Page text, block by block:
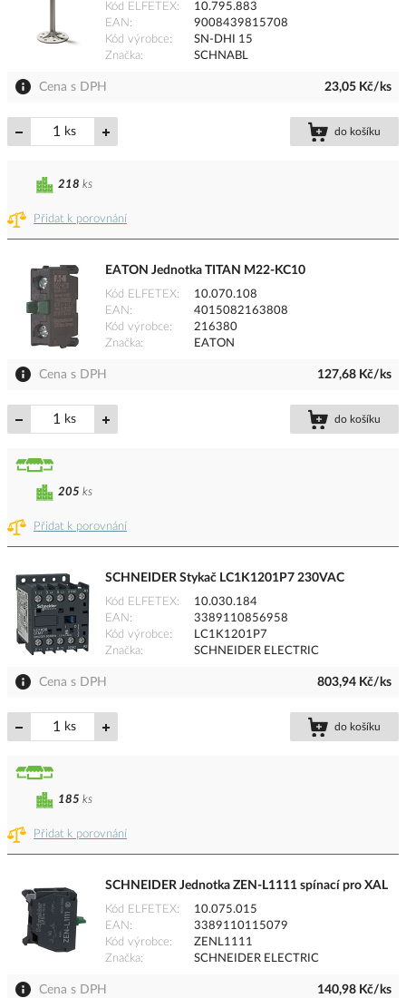
Kód ELFETEX
10.795.883
EAN
9008439815708
Kód výrobce
SN-DHI 15
Značka
SCHNABL
Cena s DPH 23,05 Kč/ks
ks do košíku
Přidat k porovnání
218 ks
EATON Jednotka TITAN M22-KC10
Kód ELFETEX
10.070.108
EAN
4015082163808
Kód výrobce
216380
Značka
EATON
Cena s DPH 127,68 Kč/ks
ks do košíku
Přidat k porovnání
205 ks
SCHNEIDER Stykač LC1K1201P7 230VAC
Kód ELFETEX
10.030.184
EAN
3389110856958
Kód výrobce
LC1K1201P7
Značka
SCHNEIDER ELECTRIC
Cena s DPH 803,94 Kč/ks
ks do košíku
Přidat k porovnání
185 ks
SCHNEIDER Jednotka ZEN-L1111 spínací pro XAL
Kód ELFETEX
10.075.015
EAN
3389110115079
Kód výrobce
ZENL1111
Značka
SCHNEIDER ELECTRIC
Cena s DPH 140,98 Kč/ks